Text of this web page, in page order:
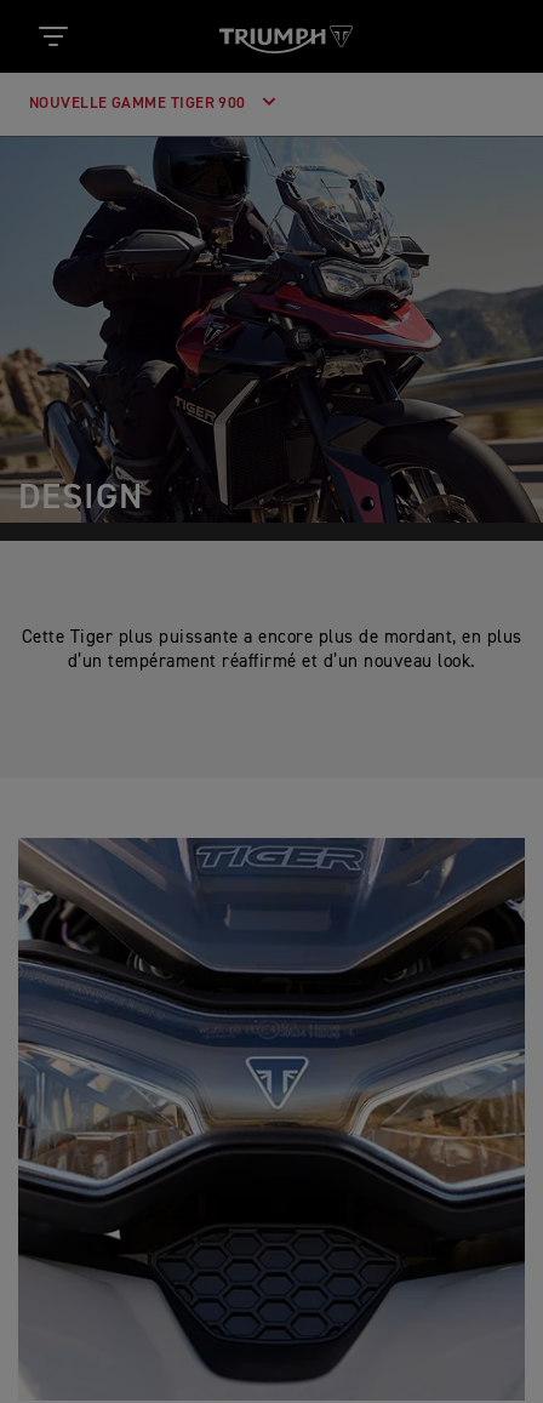
NOUVELLE GAMME TIGER 900
DESIGN
Cette Tiger plus puissante a encore plus de mordant, en plus
d’un tempérament réaffirmé et d’un nouveau look.